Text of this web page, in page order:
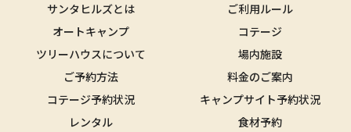
サンタヒルズとは
ご利用ルール
オートキャンプ
コテージ
ツリーハウスについて
場内施設
ご予約方法
料金のご案内
コテージ予約状況
キャンプサイト予約状況
レンタル
食材予約